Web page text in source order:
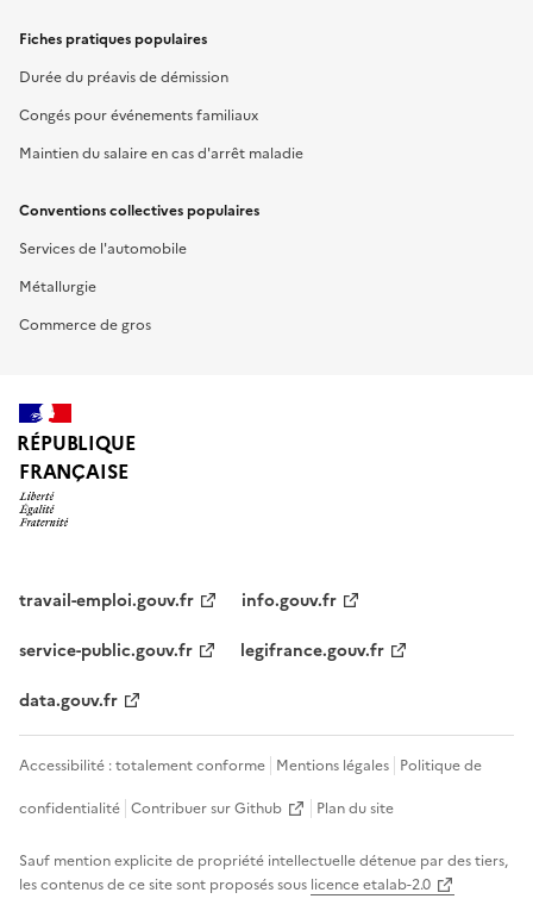
Fiches pratiques populaires
Durée du préavis de démission
Congés pour événements familiaux
Maintien du salaire en cas d'arrêt maladie
Conventions collectives populaires
Services de l'automobile
Métallurgie
Commerce de gros
RÉPUBLIQUE
FRANÇAISE
travail-emploi.gouv.fr
info.gouv.fr
service-public.gouv.fr
legifrance.gouv.fr
data.gouv.fr
Accessibilité : totalement conforme Mentions légales Politique de
confidentialité Contribuer sur Github Plan du site
Sauf mention explicite de propriété intellectuelle détenue par des tiers,
les contenus de ce site sont proposés sous licence etalab-2.0